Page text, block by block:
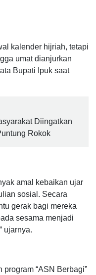
kalender hijriah, tetapi
umat dianjurkan
Bupati Ipuk saat
Diingatkan
Rokok
amal kebaikan ujar
sosial. Secara
gerak bagi mereka
sesama menjadi
ujarnya.
“ASN Berbagi”